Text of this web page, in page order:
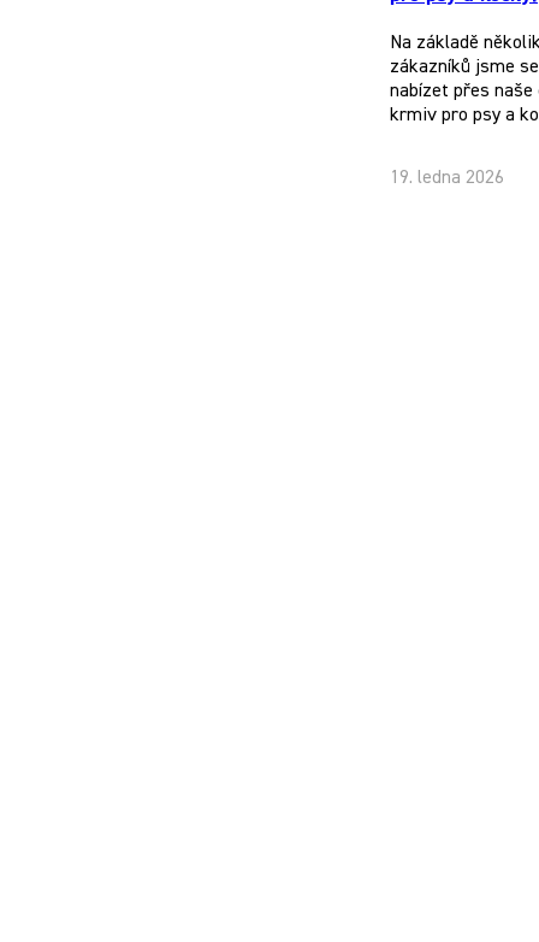
Na základě
zákazníků jsme
nabízet přes
krmiv pro psy a
19. ledna 2026